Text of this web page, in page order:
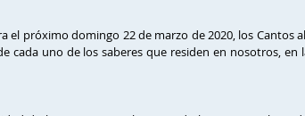
próximo domingo 22 de marzo de 2020, los Cantos
cada uno de los saberes que residen en nosotros, en